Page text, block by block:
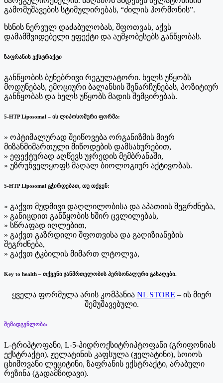
გამომუშავების სტიმულირებას, “ძილის ჰორმონის”.
ხსნის ნერვულ დაძაბულობას, შფოთვას, აქვს
დამამშვიდებელი ეფექტი და აუმჯობესებს განწყობას.
ზაფრანის ექსტრაქტი
განწყობის ბუნებრივი რეგულატორი. ხელს უწყობს
მოდუნებას, ემოციური ბალანსის შენარჩუნებას, პოზიტიურ
განწყობას და ხელს უწყობს მადის შემცირებას.
5-HTP Liposomal – ის ლიპოსომური ფორმა:
» ოპტიმალურად შეიწოვება ორგანიზმის მიერ
მიზანმიმართული მიწოდების დამსახურებით,
» ეფექტურად აღწევს უჯრედის მემბრანაში,
» უზრუნველყოფს მაღალ ბიოლოგიურ აქტივობას.
5-HTP Liposomal გჭირდებათ, თუ თქვენ:
» გაქვთ მუდმივი დაღლილობისა და აპათიის შეგრძნება,
» განიცდით განწყობის ხშირ ცვლილებას,
» სწრაფად იღლებით,
» გაქვთ გაზრდილი შფოთვისა და გაღიზიანების
შეგრძნება,
» გაქვთ ტკბილის მიმართ ლტოლვა,
Key to health – თქვენი ჯანმრთელობის პერსონალური გასაღები.
ყველა ფორმულა არის კომპანია NL STORE – ის მიერ
შემუშავებული.
შემადგენლობა:
L-ტრიპტოფანი, L-5-ჰიდროქსიტრიპტოფანი (გრიფონიას
ექსტრაქტი), ჟელატინის კაფსულა (ჟელატინი), სოიოს
ცხიმოვანი ლეციტინი, ზაფრანის ექსტრაქტი, არაბული
რეზინა (გადამზიდავი).